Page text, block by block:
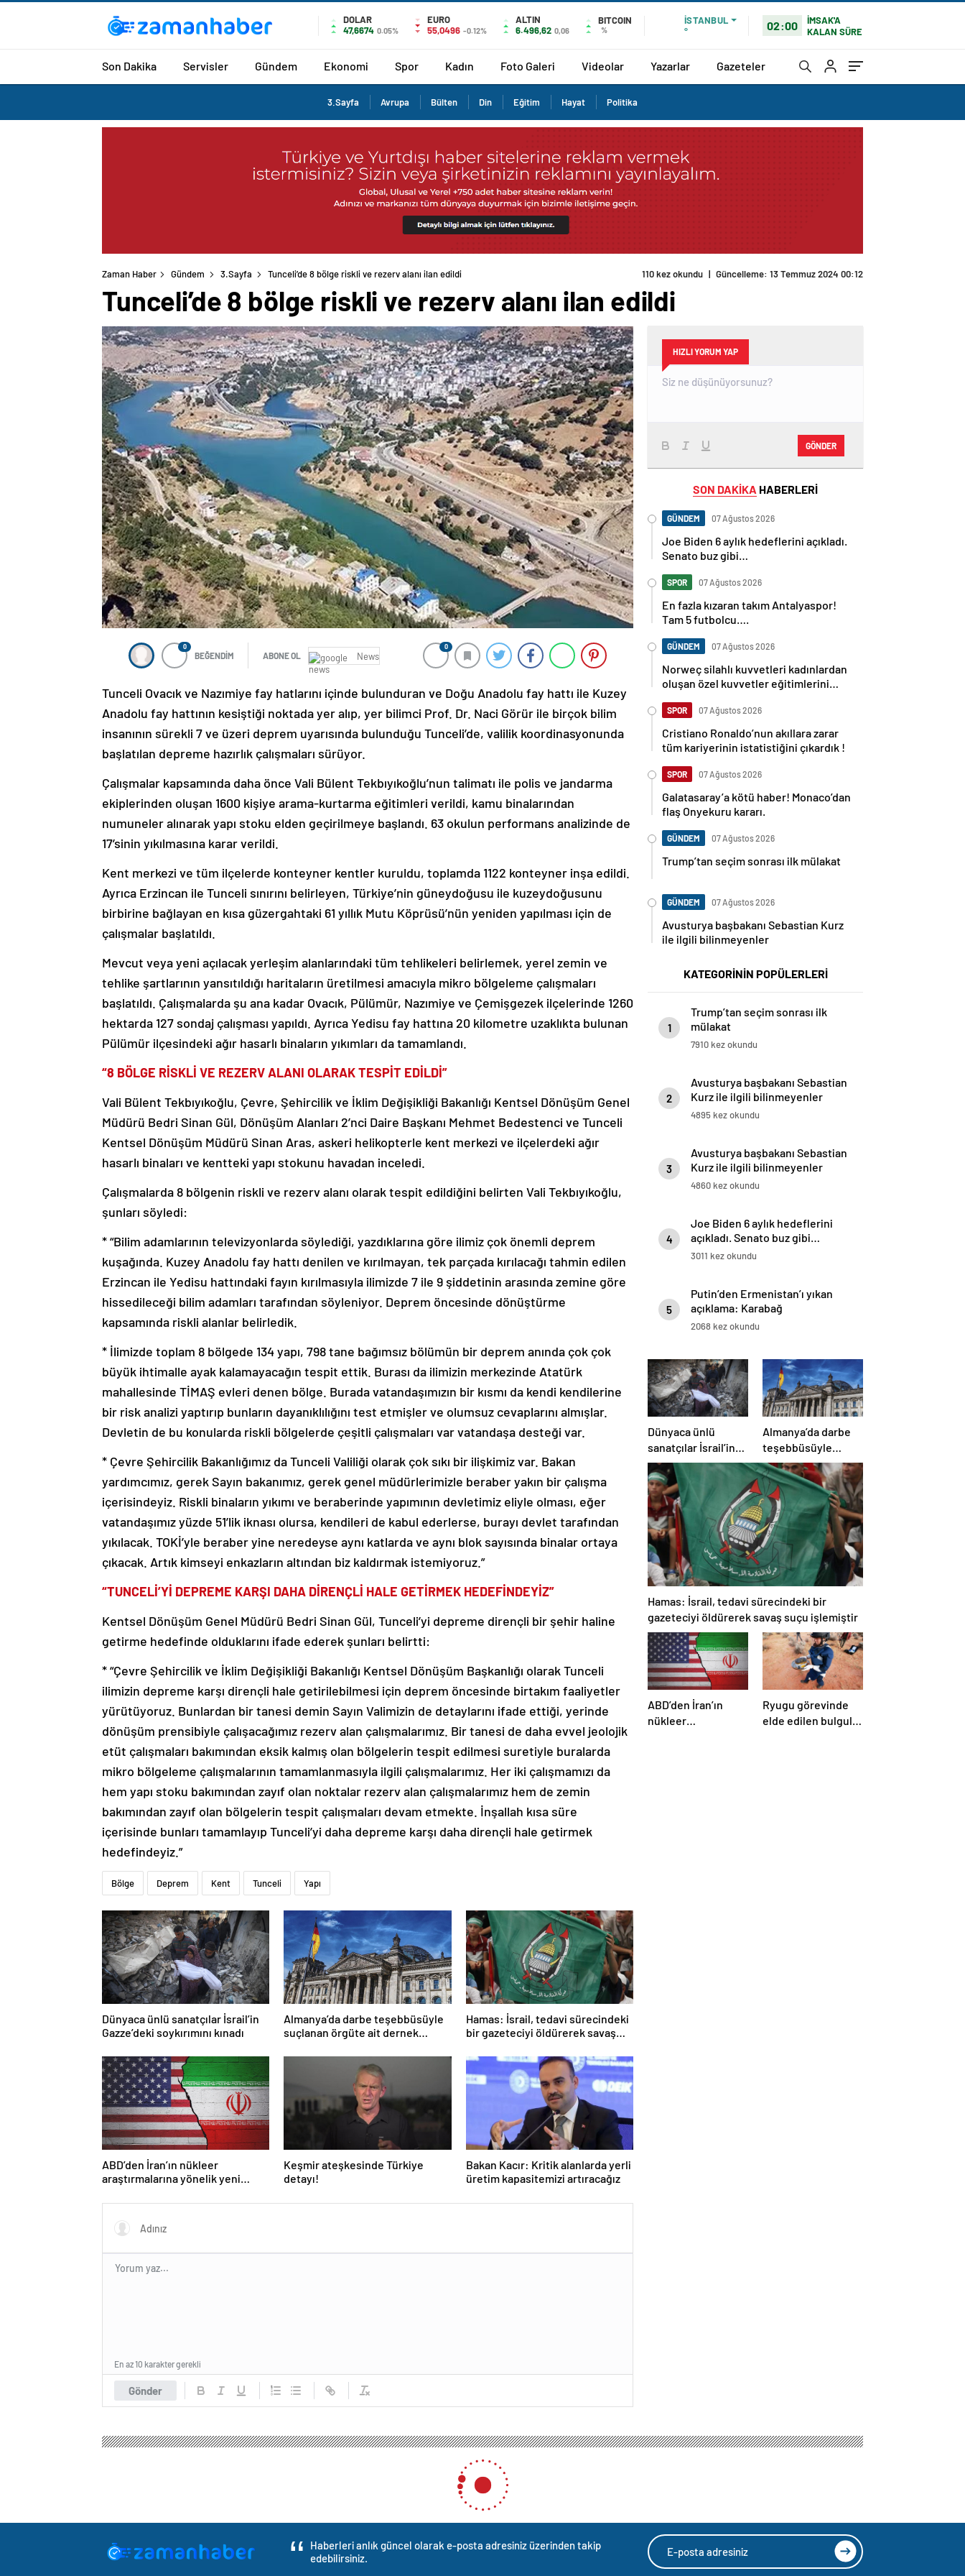
DOLAR
47,6674 0.05%
EURO
55,0496 -0.12%
ALTIN
6.496,62 0,06
BITCOIN
%
İSTANBUL
°
02:00
İMSAK'A
KALAN SÜRE
Son Dakika Servisler Gündem Ekonomi Spor Kadın Foto Galeri Videolar Yazarlar Gazeteler
3.Sayfa Avrupa Bülten Din Eğitim Hayat Politika
Zaman Haber Gündem 3.Sayfa Tunceli’de 8 bölge riskli ve rezerv alanı ilan edildi 110 kez okundu | Güncelleme: 13 Temmuz 2024 00:12
Tunceli’de 8 bölge riskli ve rezerv alanı ilan edildi
0
BEĞENDİM ABONE OL News
0
Tunceli Ovacık ve Nazımiye fay hatlarını içinde bulunduran ve Doğu Anadolu fay hattı ile Kuzey
Anadolu fay hattının kesiştiği noktada yer alıp, yer bilimci Prof. Dr. Naci Görür ile birçok bilim
insanının sürekli 7 ve üzeri deprem uyarısında bulunduğu Tunceli’de, valilik koordinasyonunda
başlatılan depreme hazırlık çalışmaları sürüyor.
Çalışmalar kapsamında daha önce Vali Bülent Tekbıyıkoğlu’nun talimatı ile polis ve jandarma
ekiplerinden oluşan 1600 kişiye arama-kurtarma eğitimleri verildi, kamu binalarından
numuneler alınarak yapı stoku elden geçirilmeye başlandı. 63 okulun performans analizinde de
17’sinin yıkılmasına karar verildi.
Kent merkezi ve tüm ilçelerde konteyner kentler kuruldu, toplamda 1122 konteyner inşa edildi.
Ayrıca Erzincan ile Tunceli sınırını belirleyen, Türkiye’nin güneydoğusu ile kuzeydoğusunu
birbirine bağlayan en kısa güzergahtaki 61 yıllık Mutu Köprüsü’nün yeniden yapılması için de
çalışmalar başlatıldı.
Mevcut veya yeni açılacak yerleşim alanlarındaki tüm tehlikeleri belirlemek, yerel zemin ve
tehlike şartlarının yansıtıldığı haritaların üretilmesi amacıyla mikro bölgeleme çalışmaları
başlatıldı. Çalışmalarda şu ana kadar Ovacık, Pülümür, Nazımiye ve Çemişgezek ilçelerinde 1260
hektarda 127 sondaj çalışması yapıldı. Ayrıca Yedisu fay hattına 20 kilometre uzaklıkta bulunan
Pülümür ilçesindeki ağır hasarlı binaların yıkımları da tamamlandı.
“8 BÖLGE RİSKLİ VE REZERV ALANI OLARAK TESPİT EDİLDİ”
Vali Bülent Tekbıyıkoğlu, Çevre, Şehircilik ve İklim Değişikliği Bakanlığı Kentsel Dönüşüm Genel
Müdürü Bedri Sinan Gül, Dönüşüm Alanları 2’nci Daire Başkanı Mehmet Bedestenci ve Tunceli
Kentsel Dönüşüm Müdürü Sinan Aras, askeri helikopterle kent merkezi ve ilçelerdeki ağır
hasarlı binaları ve kentteki yapı stokunu havadan inceledi.
Çalışmalarda 8 bölgenin riskli ve rezerv alanı olarak tespit edildiğini belirten Vali Tekbıyıkoğlu,
şunları söyledi:
* “Bilim adamlarının televizyonlarda söylediği, yazdıklarına göre ilimiz çok önemli deprem
kuşağında. Kuzey Anadolu fay hattı denilen ve kırılmayan, tek parçada kırılacağı tahmin edilen
Erzincan ile Yedisu hattındaki fayın kırılmasıyla ilimizde 7 ile 9 şiddetinin arasında zemine göre
hissedileceği bilim adamları tarafından söyleniyor. Deprem öncesinde dönüştürme
kapsamında riskli alanlar belirledik.
* İlimizde toplam 8 bölgede 134 yapı, 798 tane bağımsız bölümün bir deprem anında çok çok
büyük ihtimalle ayak kalamayacağın tespit ettik. Burası da ilimizin merkezinde Atatürk
mahallesinde TİMAŞ evleri denen bölge. Burada vatandaşımızın bir kısmı da kendi kendilerine
bir risk analizi yaptırıp bunların dayanıklılığını test etmişler ve olumsuz cevaplarını almışlar.
Devletin de bu konularda riskli bölgelerde çeşitli çalışmaları var vatandaşa desteği var.
* Çevre Şehircilik Bakanlığımız da Tunceli Valiliği olarak çok sıkı bir ilişkimiz var. Bakan
yardımcımız, gerek Sayın bakanımız, gerek genel müdürlerimizle beraber yakın bir çalışma
içerisindeyiz. Riskli binaların yıkımı ve beraberinde yapımının devletimiz eliyle olması, eğer
vatandaşımız yüzde 51’lik iknası olursa, kendileri de kabul ederlerse, burayı devlet tarafından
yıkılacak. TOKİ’yle beraber yine neredeyse aynı katlarda ve aynı blok sayısında binalar ortaya
çıkacak. Artık kimseyi enkazların altından biz kaldırmak istemiyoruz.”
“TUNCELİ’Yİ DEPREME KARŞI DAHA DİRENÇLİ HALE GETİRMEK HEDEFİNDEYİZ”
Kentsel Dönüşüm Genel Müdürü Bedri Sinan Gül, Tunceli’yi depreme dirençli bir şehir haline
getirme hedefinde olduklarını ifade ederek şunları belirtti:
* “Çevre Şehircilik ve İklim Değişikliği Bakanlığı Kentsel Dönüşüm Başkanlığı olarak Tunceli
ilimizin depreme karşı dirençli hale getirilebilmesi için deprem öncesinde birtakım faaliyetler
yürütüyoruz. Bunlardan bir tanesi demin Sayın Valimizin de detaylarını ifade ettiği, yerinde
dönüşüm prensibiyle çalışacağımız rezerv alan çalışmalarımız. Bir tanesi de daha evvel jeolojik
etüt çalışmaları bakımından eksik kalmış olan bölgelerin tespit edilmesi suretiyle buralarda
mikro bölgeleme çalışmalarının tamamlanmasıyla ilgili çalışmalarımız. Her iki çalışmamızı da
hem yapı stoku bakımından zayıf olan noktalar rezerv alan çalışmalarımız hem de zemin
bakımından zayıf olan bölgelerin tespit çalışmaları devam etmekte. İnşallah kısa süre
içerisinde bunları tamamlayıp Tunceli’yi daha depreme karşı daha dirençli hale getirmek
hedefindeyiz.”
Bölge Deprem Kent Tunceli Yapı
Dünyaca ünlü sanatçılar İsrail’in
Gazze’deki soykırımını kınadı
Almanya’da darbe teşebbüsüyle
suçlanan örgüte ait dernek
Hamas: İsrail, tedavi sürecindeki
bir gazeteciyi öldürerek savaş
ABD’den İran’ın nükleer
araştırmalarına yönelik yeni
Keşmir ateşkesinde Türkiye
detayı!
Bakan Kacır: Kritik alanlarda yerli
üretim kapasitemizi artıracağız
Gönder
En az 10 karakter gerekli
HIZLI YORUM YAP
GÖNDER
SON DAKİKA HABERLERİ
GÜNDEM 07 Ağustos 2026
Joe Biden 6 aylık hedeflerini açıkladı.
Senato buz gibi…
SPOR 07 Ağustos 2026
En fazla kızaran takım Antalyaspor!
Tam 5 futbolcu….
GÜNDEM 07 Ağustos 2026
Norweç silahlı kuvvetleri kadınlardan
oluşan özel kuvvetler eğitimlerini
SPOR 07 Ağustos 2026
Cristiano Ronaldo’nun akıllara zarar
tüm kariyerinin istatistiğini çıkardık !
SPOR 07 Ağustos 2026
Galatasaray’a kötü haber! Monaco’dan
flaş Onyekuru kararı.
GÜNDEM 07 Ağustos 2026
Trump’tan seçim sonrası ilk mülakat
GÜNDEM 07 Ağustos 2026
Avusturya başbakanı Sebastian Kurz
ile ilgili bilinmeyenler
KATEGORİNİN POPÜLERLERİ
1
Trump’tan seçim sonrası ilk
mülakat
7910 kez okundu
2
Avusturya başbakanı Sebastian
Kurz ile ilgili bilinmeyenler
4895 kez okundu
3
Avusturya başbakanı Sebastian
Kurz ile ilgili bilinmeyenler
4860 kez okundu
4
Joe Biden 6 aylık hedeflerini
açıkladı. Senato buz gibi…
3011 kez okundu
5
Putin’den Ermenistan’ı yıkan
açıklama: Karabağ
Azerbaycan’ın ayrılmaz bir
2068 kez okundu
Dünyaca ünlü
sanatçılar İsrail’in
Gazze’deki
soykırımını kınadı
Almanya’da darbe
teşebbüsüyle
suçlanan örgüte ait
dernek yasaklandı
Hamas: İsrail, tedavi sürecindeki bir
gazeteciyi öldürerek savaş suçu işlemiştir
ABD’den İran’ın
nükleer
Ryugu görevinde
elde edilen bulgular
Haberleri anlık güncel olarak e-posta adresiniz üzerinden takip
edebilirsiniz.